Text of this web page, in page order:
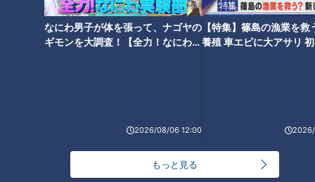
なにわ男子が体を張って、ナゴヤの
ギモンを大調査！【全力！なにわ実
2026/08/06 12:00
【特集】篠島の漁業を救
養殖 車エビに大アサリ
もっと見る
ストに学ぶ「無理なくやせる方
法」
ーパーで見つけたベテラン主婦